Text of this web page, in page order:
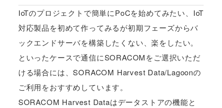
IoTのプロジェクトで簡単にPoCを始めてみたい、IoT
対応製品を初めて作ってみるが初期フェーズからバ
ックエンドサーバを構築したくない、楽をしたい。
といったケースで通信にSORACOMをご選択いただ
ける場合には、SORACOM Harvest Data/Lagoonの
ご利用をおすすめしています。
SORACOM Harvest Dataはデータストアの機能と